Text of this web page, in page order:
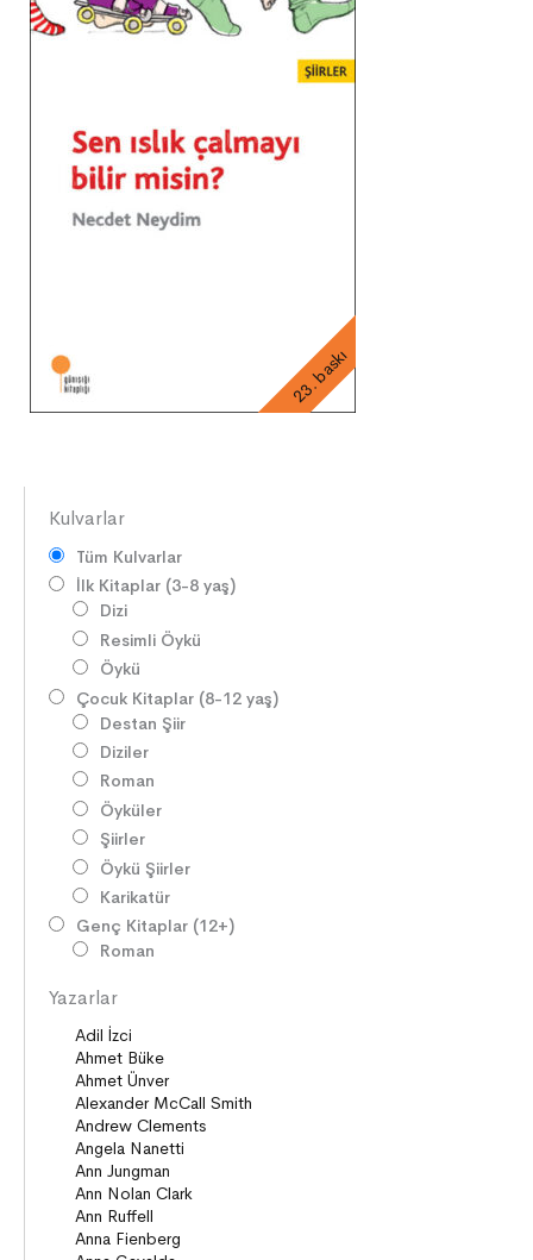
23. baskı
Kulvarlar
Tüm Kulvarlar
İlk Kitaplar (3-8 yaş)
Dizi
Resimli Öykü
Öykü
Çocuk Kitaplar (8-12 yaş)
Destan Şiir
Diziler
Roman
Öyküler
Şiirler
Öykü Şiirler
Karikatür
Genç Kitaplar (12+)
Roman
Öyküler
Şiirler
Deneme
Anlatı
Seçki
Köprü Kitaplar (10+)
Roman
Öyküler
Anlatı
Yazarlar